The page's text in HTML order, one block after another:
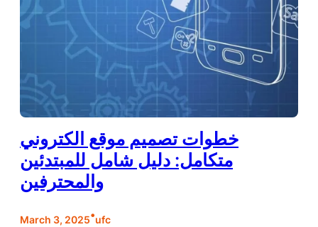
خطوات تصميم موقع الكتروني
متكامل: دليل شامل للمبتدئين
والمحترفين
March 3, 2025•ufc